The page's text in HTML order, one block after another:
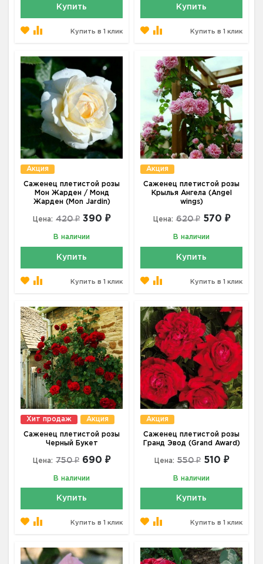
Купить
Купить в 1 клик
Купить
Купить в 1 клик
Акция
Саженец плетистой розы
Мон Жарден / Монд
Жарден (Mon Jardin)
Цена: 420 ₽ 390 ₽
В наличии
Купить
Купить в 1 клик
Акция
Саженец плетистой розы
Крылья Ангела (Angel
wings)
Цена: 620 ₽ 570 ₽
В наличии
Купить
Купить в 1 клик
Хит продаж Акция
Саженец плетистой розы
Черный Букет
Цена: 750 ₽ 690 ₽
В наличии
Купить
Купить в 1 клик
Акция
Саженец плетистой розы
Гранд Эвод (Grand Award)
Цена: 550 ₽ 510 ₽
В наличии
Купить
Купить в 1 клик